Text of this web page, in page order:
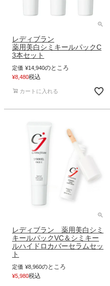
レディブラン
薬用美白シミキールパックC
3本セット
定価 ¥14,940のところ
¥8,480税込
カートに入れる
レディブラン 薬用美白シミ
キールパックVC＆シミキー
ルハイドロカバーセラムセッ
ト
定価 ¥8,960のところ
¥5,980税込